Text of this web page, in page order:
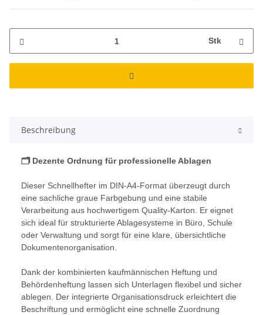
Stk
Beschreibung
🗂️ Dezente Ordnung für professionelle Ablagen
Dieser Schnellhefter im DIN-A4-Format überzeugt durch
eine sachliche graue Farbgebung und eine stabile
Verarbeitung aus hochwertigem Quality-Karton. Er eignet
sich ideal für strukturierte Ablagesysteme in Büro, Schule
oder Verwaltung und sorgt für eine klare, übersichtliche
Dokumentenorganisation.
Dank der kombinierten kaufmännischen Heftung und
Behördenheftung lassen sich Unterlagen flexibel und sicher
ablegen. Der integrierte Organisationsdruck erleichtert die
Beschriftung und ermöglicht eine schnelle Zuordnung